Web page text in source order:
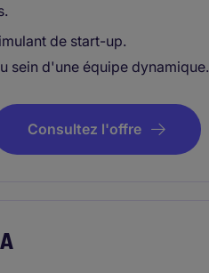
de start-up.
sein d'une équipe dynamique.
Consultez l'offre